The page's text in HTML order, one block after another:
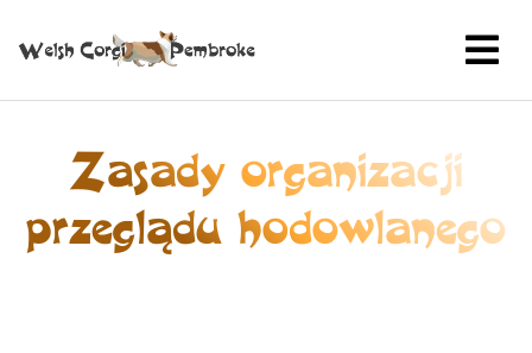
Zasady organizacji
przeglądu hodowlanego